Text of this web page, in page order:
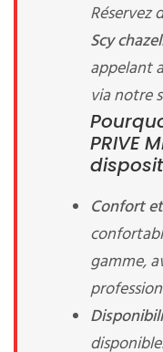
Réservez
Scy
appelant
via notre
PRIVE
Confort
gamme,